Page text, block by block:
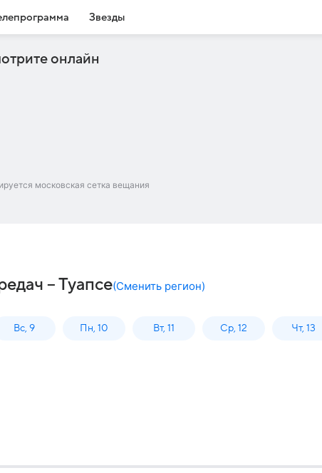
Звезды
онлайн
московская сетка вещания
– Туапсе(Сменить регион)
Вс, 9 Пн, 10 Вт, 11 Ср, 12 Чт, 13